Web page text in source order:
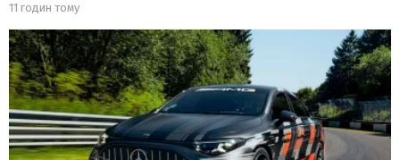
11 годин тому